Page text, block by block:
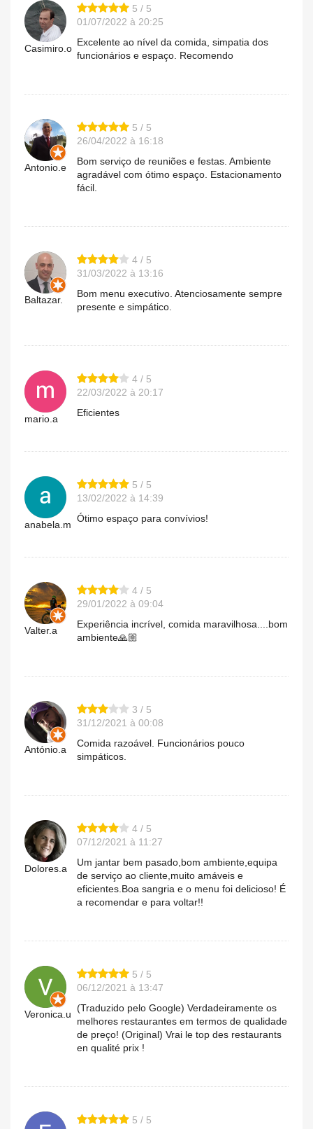
Casimiro.o
5 / 5
01/07/2022 à 20:25
Excelente ao nível da comida, simpatia dos
funcionários e espaço. Recomendo
Antonio.e
5 / 5
26/04/2022 à 16:18
Bom serviço de reuniões e festas. Ambiente
agradável com ótimo espaço. Estacionamento
fácil.
Baltazar.
4 / 5
31/03/2022 à 13:16
Bom menu executivo. Atenciosamente sempre
presente e simpático.
mario.a
4 / 5
22/03/2022 à 20:17
Eficientes
anabela.m
5 / 5
13/02/2022 à 14:39
Ótimo espaço para convívios!
Valter.a
4 / 5
29/01/2022 à 09:04
Experiência incrível, comida maravilhosa....bom
ambiente🙏🏼
António.a
3 / 5
31/12/2021 à 00:08
Comida razoável. Funcionários pouco
simpáticos.
Dolores.a
4 / 5
07/12/2021 à 11:27
Um jantar bem pasado,bom ambiente,equipa
de serviço ao cliente,muito amáveis e
eficientes.Boa sangria e o menu foi delicioso! É
a recomendar e para voltar!!
Veronica.u
5 / 5
06/12/2021 à 13:47
(Traduzido pelo Google) Verdadeiramente os
melhores restaurantes em termos de qualidade
de preço! (Original) Vrai le top des restaurants
en qualité prix !
5 / 5